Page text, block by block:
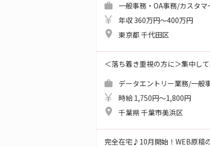
一般事務・OA事務/カスタマ
年収 360万円～400万円
東京都 千代田区
＜落ち着き重視の方に＞集中し
データエントリー業務/一般
時給 1,750円～1,800円
千葉県 千葉市美浜区
完全在宅♪10月開始！WEB原稿